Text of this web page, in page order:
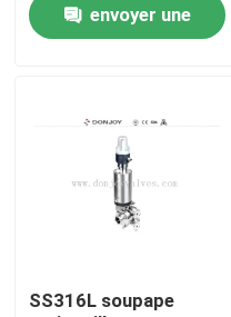
À la maison
vidéos
envoyer une
SS316L soupape